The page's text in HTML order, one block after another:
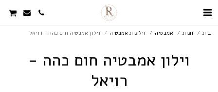
בית חנות אמבטיה וילונות אמבטיה וילון אמבטיה חום כהה - רויאל
וילון אמבטיה חום כהה -
רויאל